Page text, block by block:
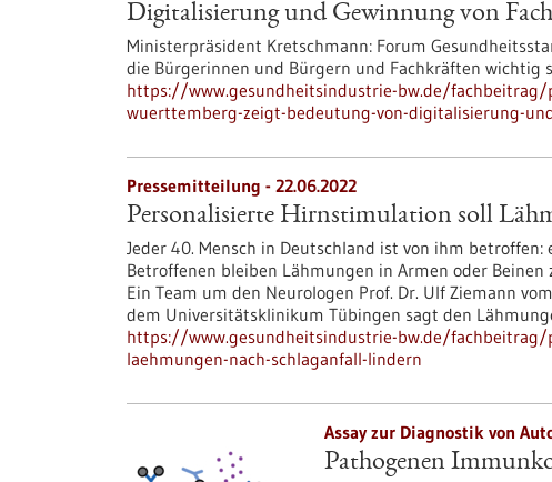
Digitalisierung und Gewinnung von
Ministerpräsident Kretschmann: Forum
die Bürgerinnen und Bürgern und Fachkräften wichtig
https://www.gesundheitsindustrie-bw.de/
wuerttemberg-zeigt-bedeutung-von-digitalisierung-
Pressemitteilung - 22.06.2022
Personalisierte Hirnstimulation soll
Jeder 40. Mensch in Deutschland ist von ihm
Betroffenen bleiben Lähmungen in Armen oder
Ein Team um den Neurologen Prof. Dr. Ulf Ziemann
dem Universitätsklinikum Tübingen sagt den
https://www.gesundheitsindustrie-bw.de/
laehmungen-nach-schlaganfall-lindern
Assay zur Diagnostik von
Pathogenen